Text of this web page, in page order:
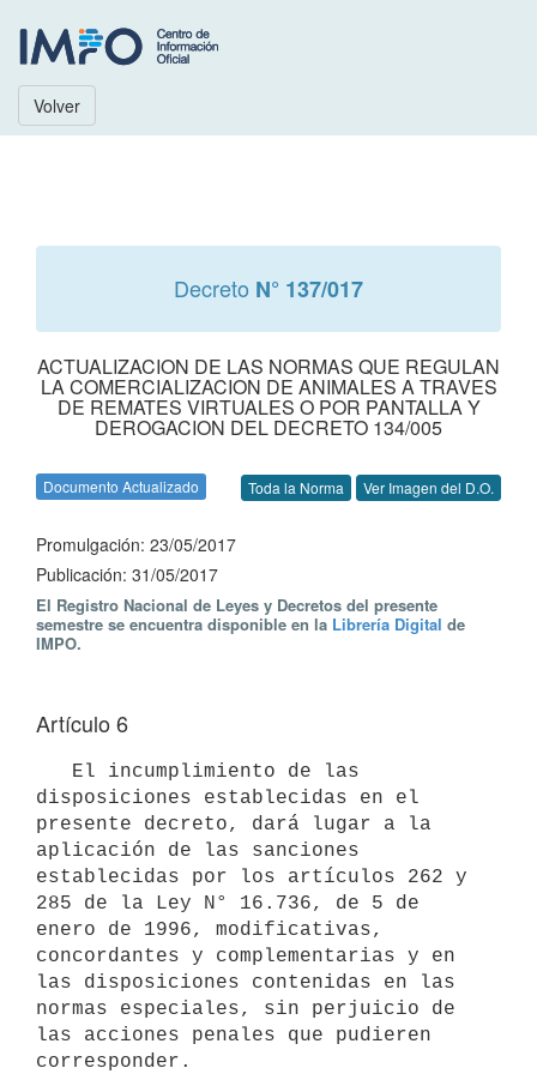
Volver
Decreto N° 137/017
ACTUALIZACION DE LAS NORMAS QUE REGULAN
LA COMERCIALIZACION DE ANIMALES A TRAVES
DE REMATES VIRTUALES O POR PANTALLA Y
DEROGACION DEL DECRETO 134/005
Documento Actualizado Toda la Norma Ver Imagen del D.O.
Promulgación: 23/05/2017
Publicación: 31/05/2017
El Registro Nacional de Leyes y Decretos del presente
semestre se encuentra disponible en la Librería Digital de
IMPO.
Artículo 6
disposiciones establecidas en el
presente decreto, dará lugar a la
aplicación de las sanciones
establecidas por los artículos 262 y
285 de la Ley N° 16.736, de 5 de
enero de 1996, modificativas,
concordantes y complementarias y en
las disposiciones contenidas en las
normas especiales, sin perjuicio de
las acciones penales que pudieren